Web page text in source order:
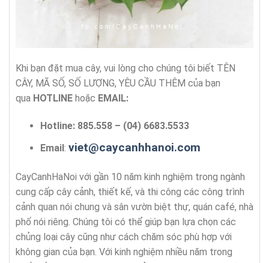
Khi bạn đặt mua cây, vui lòng cho chúng tôi biết TÊN
CÂY, MÃ SỐ, SỐ LƯỢNG, YÊU CẦU THÊM của bạn
qua HOTLINE hoặc EMAIL:
Hotline: 885.558 – (04) 6683.5533
Email : viet@caycanhhanoi.com
CayCanhHaNoi với gần 10 năm kinh nghiệm trong ngành
cung cấp cây cảnh, thiết kế, và thi công các công trình
cảnh quan nói chung và sân vườn biệt thự, quán café, nhà
phố nói riêng. Chúng tôi có thể giúp bạn lựa chọn các
chủng loại cây cũng như cách chăm sóc phù hợp với
không gian của bạn. Với kinh nghiệm nhiều năm trong